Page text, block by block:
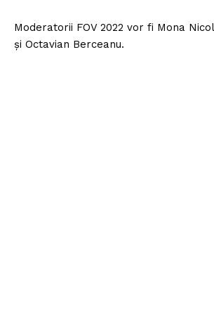
Moderatorii FOV 2022 vor fi Mona
și Octavian Berceanu.